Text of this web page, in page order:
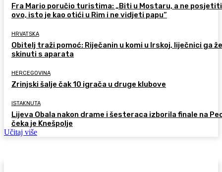
Fra Mario poručio turistima: „Biti u Mostaru, a ne posjetiti
ovo, isto je kao otići u Rim i ne vidjeti papu“
HRVATSKA
Obitelj traži pomoć: Riječanin u komi u Irskoj, liječnici ga
skinuti s aparata
HERCEGOVINA
Zrinjski šalje čak 10 igrača u druge klubove
ISTAKNUTA
Lijeva Obala nakon drame i šesteraca izborila finale na
čeka je Knešpolje
Učitaj više